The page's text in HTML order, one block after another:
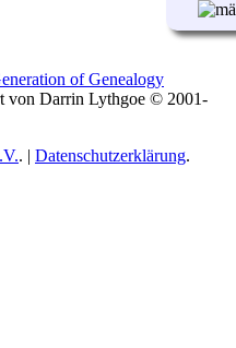
of Genealogy
von Darrin Lythgoe © 2001-
. | Datenschutzerklärung.